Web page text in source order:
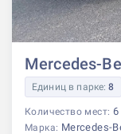
Mercedes-
Единиц в парке:8
Количество мест: 6
Марка: Mercedes-